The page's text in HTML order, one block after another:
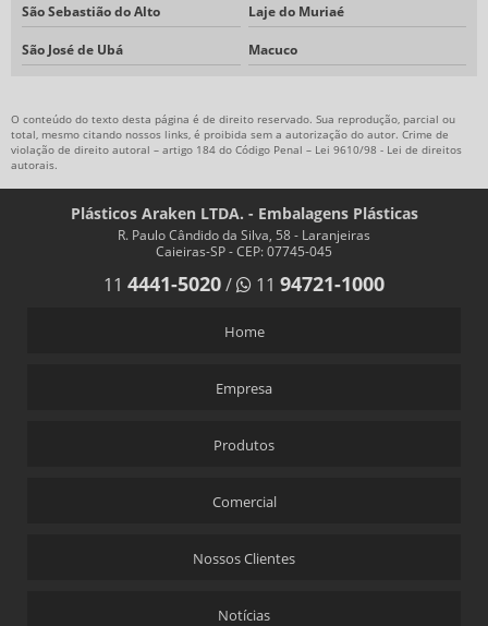
São Sebastião do Alto Laje do Muriaé
São José de Ubá Macuco
O conteúdo do texto desta página é de direito reservado. Sua reprodução, parcial ou
total, mesmo citando nossos links, é proibida sem a autorização do autor. Crime de
violação de direito autoral – artigo 184 do Código Penal – Lei 9610/98 - Lei de direitos
autorais.
Plásticos Araken LTDA. - Embalagens Plásticas
R. Paulo Cândido da Silva, 58 - Laranjeiras
Caieiras-SP - CEP: 07745-045
11 4441-5020/ 11 94721-1000
Home
Empresa
Produtos
Comercial
Nossos Clientes
Notícias